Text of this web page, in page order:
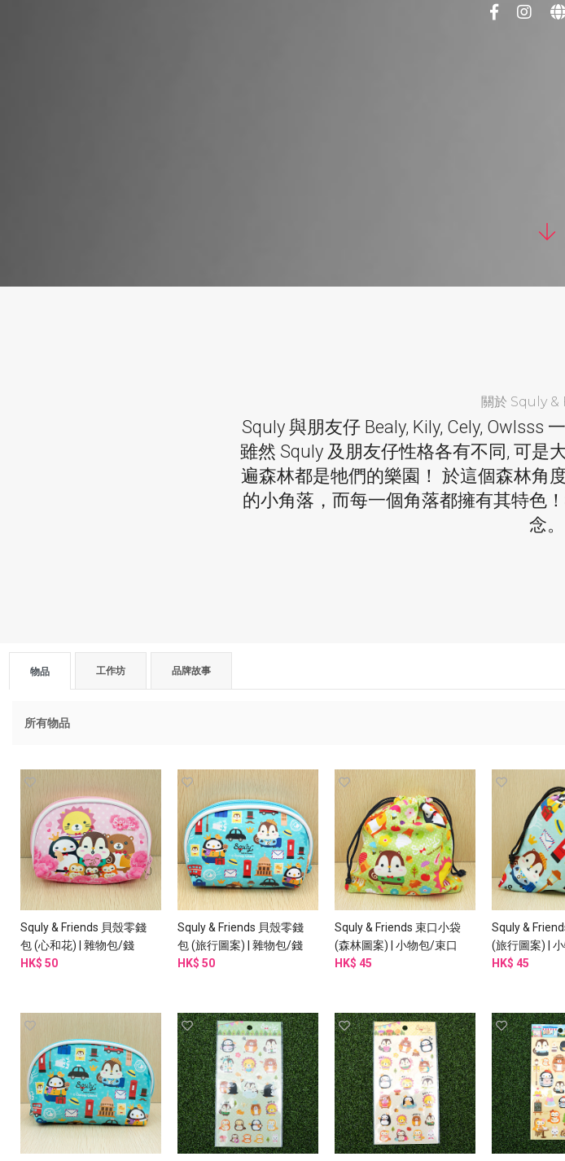
關於 Squly
Squly 與朋友仔 Bealy, Kily, Cely, Owlsss
雖然 Squly 及朋友仔性格各有不同, 可是
遍森林都是牠們的樂園！ 於這個森林角
的小角落，而每一個角落都擁有其特色
念。
物品 工作坊 品牌故事
所有物品
Squly & Friends 貝殼零錢
包 (心和花) | 雜物包/錢
包/化妝包 (I003SQB)
HK$ 50
Squly & Friends 貝殼零錢
包 (旅行圖案) | 雜物包/錢
包/化妝 (I004SQB)
HK$ 50
Squly & Friends 束口小袋
(森林圖案) | 小物包/束口
袋/布袋 (I002SQB)
HK$ 45
Squly &
(旅行圖案) |
袋/布袋
HK$ 45